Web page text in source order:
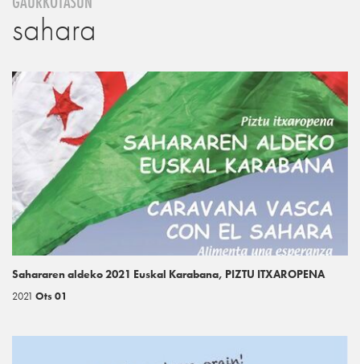
sahara
Sahararen aldeko 2021 Euskal Karabana, PIZTU ITXAROPENA
2021 Ots 01